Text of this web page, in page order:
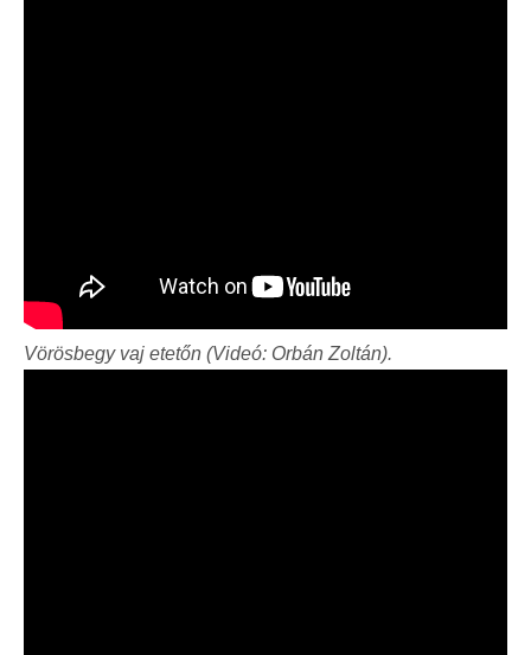
Vörösbegy vaj etetőn (Videó: Orbán Zoltán).